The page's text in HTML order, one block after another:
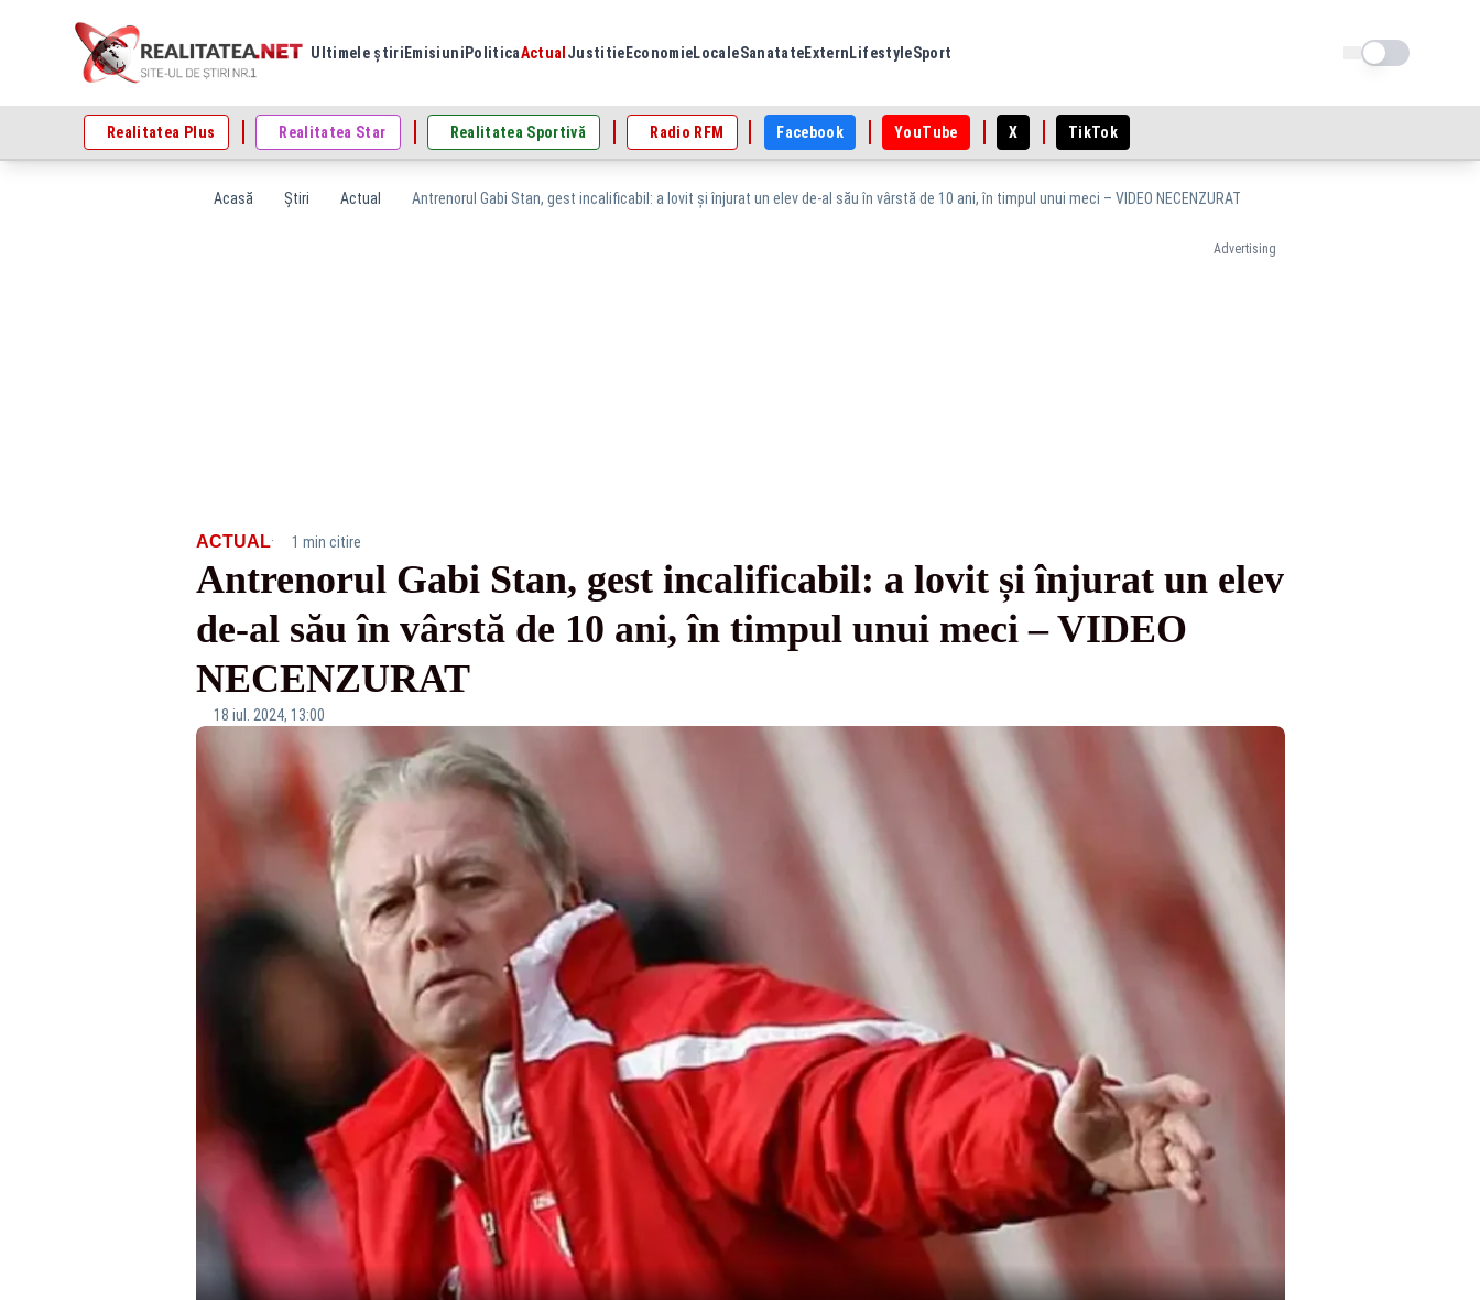
Ultimele știri Emisiuni PoliticaActual Justitie EconomieLocaleSanatateExtern LifestyleSport Schimba tema
Realitatea Plus Realitatea Star Realitatea Sportivă Radio RFM Facebook YouTube X TikTok
Acasă Știri Actual Antrenorul Gabi Stan, gest incalificabil: a lovit și înjurat un elev de-al său în vârstă de 10 ani, în timpul unui meci – VIDEO NECENZURAT
Advertising
ACTUAL· 1 min citire
Antrenorul Gabi Stan, gest incalificabil: a lovit și înjurat un elev
de-al său în vârstă de 10 ani, în timpul unui meci – VIDEO
NECENZURAT
18 iul. 2024, 13:00